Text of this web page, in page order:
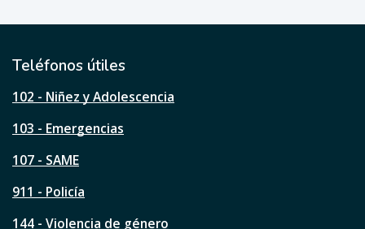
t
l
s
a
á
i
Teléfonos útiles
102 - Niñez y Adolescencia
103 - Emergencias
107 - SAME
911 - Policía
144 - Violencia de género